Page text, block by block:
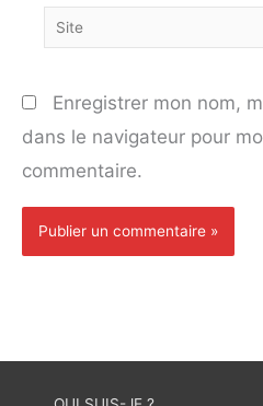
Site
Enregistrer mon nom,
dans le navigateur pour
commentaire.